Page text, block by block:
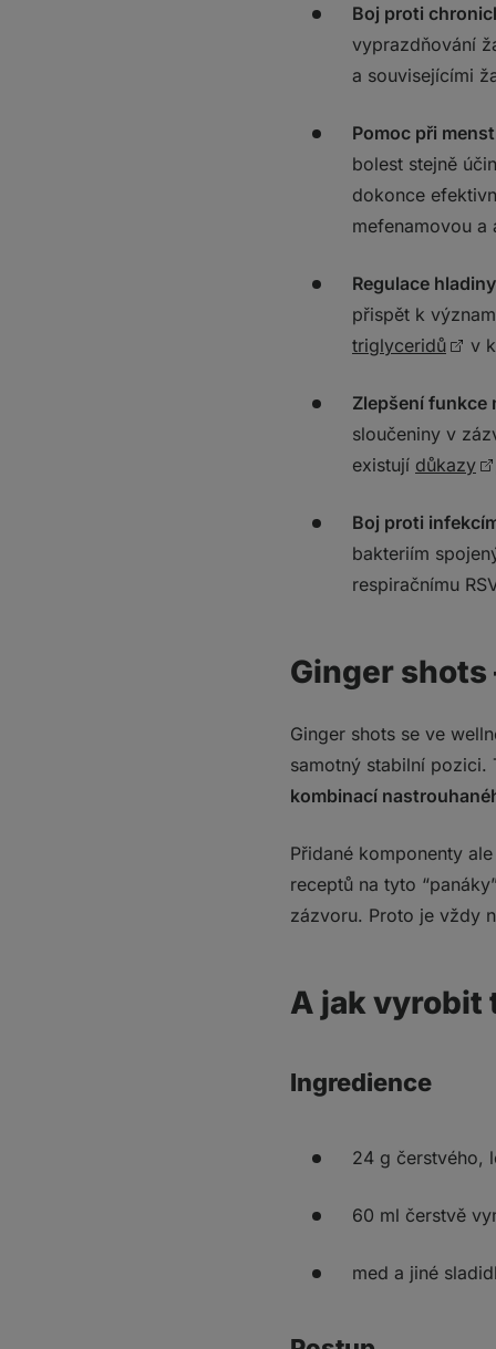
Boj proti
vyprazdňování
a souvisejícími
Pomoc při
bolest stejně
dokonce
mefenamovou
Regulace
přispět k
triglyceridů
v
Zlepšení funkce
sloučeniny v
existují důkazy
Boj proti
bakteriím
respiračnímu
Ginger shots
Ginger shots se ve
samotný stabilní pozici.
kombinací
Přidané komponenty
receptů na tyto
zázvoru. Proto je vždy
A jak vyrobit
Ingredience
24 g čerstvého,
60 ml čerstvě
med a jiné